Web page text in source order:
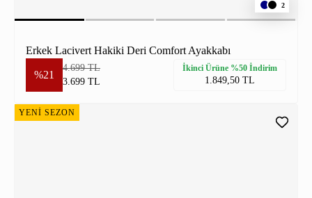
2
Erkek Lacivert Hakiki Deri Comfort Ayakkabı
%21
4.699 TL
3.699 TL
İkinci Ürüne %50 İndirim
1.849,50 TL
YENİ SEZON